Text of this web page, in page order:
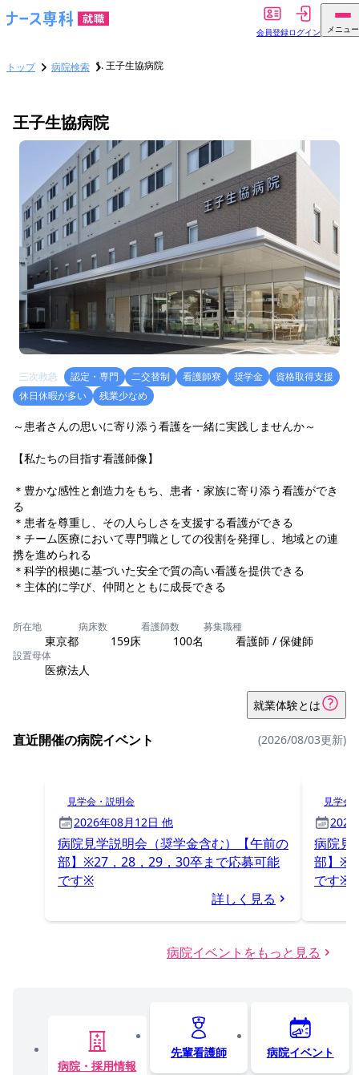
会員登録ログイン メニュー
トップ 病院検索 王子生協病院
王子生協病院
三次救急 認定・専門 二交替制 看護師寮 奨学金
資格取得支援
休日休暇が多い
残業少なめ
～患者さんの思いに寄り添う看護を一緒に実践しませんか～
【私たちの目指す看護師像】
＊豊かな感性と創造力をもち、患者・家族に寄り添う看護ができ
る
＊患者を尊重し、その人らしさを支援する看護ができる
＊チーム医療において専門職としての役割を発揮し、地域との連
携を進められる
＊科学的根拠に基づいた安全で質の高い看護を提供できる
＊主体的に学び、仲間とともに成長できる
所在地
東京都
病床数
159床
看護師数
100名
募集職種
看護師 / 保健師
設置母体
医療法人
就業体験とは
直近開催の病院イベント (2026/08/03更新)
見学会・説明会
2026年08月12日 他
病院見学説明会（奨学金含む）【午前の
部】※27，28，29，30卒まで応募可能
です※
詳しく見る
見学会
2026
病院見
部】
です※
病院イベントをもっと見る
病院・採用情報
先輩看護師 病院イベント